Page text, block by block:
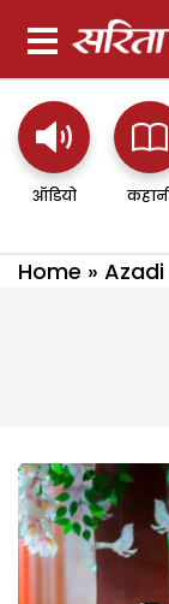
ऑडियो
Home » Azadi